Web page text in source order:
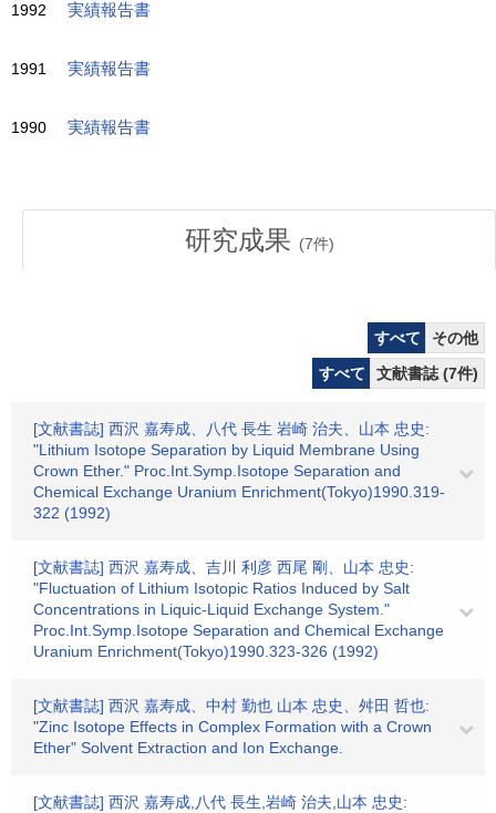
1992 実績報告書
1991 実績報告書
1990 実績報告書
研究成果 (7件)
すべて
その他
すべて
文献書誌 (7件)
[文献書誌] 西沢 嘉寿成、八代 長生 岩崎 治夫、山本 忠史:
"Lithium Isotope Separation by Liquid Membrane Using
Crown Ether." Proc.Int.Symp.Isotope Separation and
Chemical Exchange Uranium Enrichment(Tokyo)1990.319-
322 (1992)
[文献書誌] 西沢 嘉寿成、吉川 利彦 西尾 剛、山本 忠史:
"Fluctuation of Lithium Isotopic Ratios Induced by Salt
Concentrations in Liquic-Liquid Exchange System."
Proc.Int.Symp.Isotope Separation and Chemical Exchange
Uranium Enrichment(Tokyo)1990.323-326 (1992)
[文献書誌] 西沢 嘉寿成、中村 勤也 山本 忠史、舛田 哲也:
"Zinc Isotope Effects in Complex Formation with a Crown
Ether" Solvent Extraction and Ion Exchange.
[文献書誌] 西沢 嘉寿成,八代 長生,岩崎 治夫,山本 忠史: